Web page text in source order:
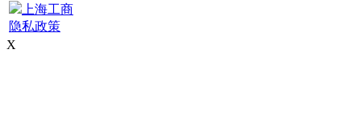
上海工商
隐私政策
X